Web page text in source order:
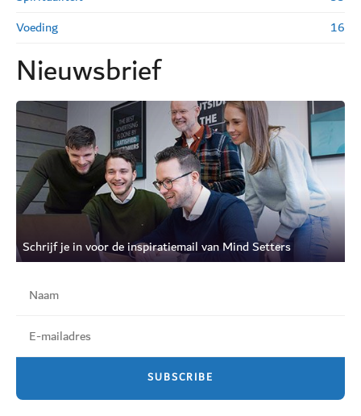
Voeding
16
Nieuwsbrief
Schrijf je in voor de inspiratiemail van Mind Setters